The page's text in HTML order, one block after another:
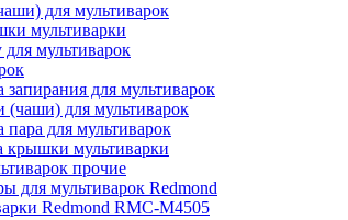
для мультиварок
мультиварки
мультиварок
для мультиварок
для мультиварок
для мультиварок
крышки мультиварки
прочие
для мультиварок Redmond
Redmond RMC-M4505